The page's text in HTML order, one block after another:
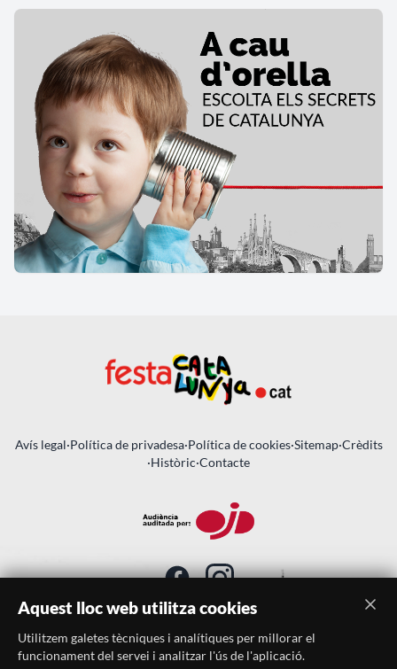
Avís legal·Política de privadesa·Política de cookies·Sitemap·Crèdits
·Històric·Contacte
SUBSCRIU-TE AL BUTLLETÍ
Aquest lloc web utilitza cookies
Utilitzem galetes tècniques i analítiques per millorar el
funcionament del servei i analitzar l'ús de l'aplicació.